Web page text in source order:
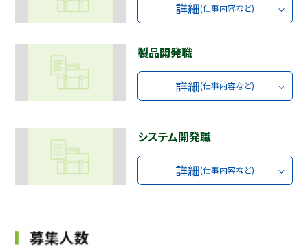
詳細(仕事内容など)
製品開発職
詳細(仕事内容など)
システム開発職
詳細(仕事内容など)